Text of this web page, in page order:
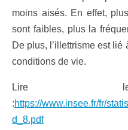
moins aisés. En effet,
sont faibles, plus la
De plus, l’illettrisme est
conditions de vie.
Lire le
:https://www.insee.fr/fr/
d_8.pdf